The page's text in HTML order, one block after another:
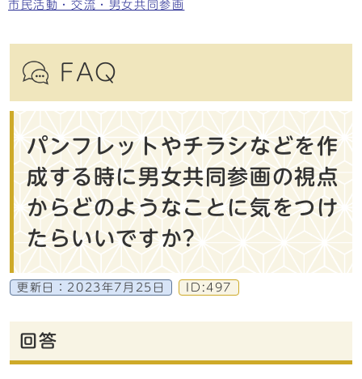
市民活動・交流・男女共同参画
FAQ
パンフレットやチラシなどを作
成する時に男女共同参画の視点
からどのようなことに気をつけ
たらいいですか?
更新日： 2023年7月25日 ID:497
回答